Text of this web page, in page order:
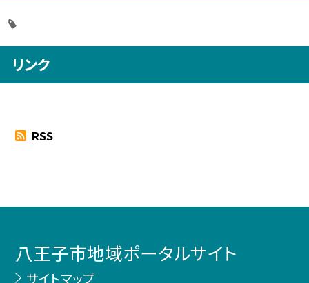
リンク
RSS
八王子市地域ポータルサイト
サイトマップ